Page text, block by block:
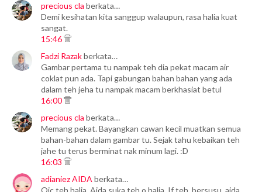
precious cla berkata…
Demi kesihatan kita sanggup walaupun, rasa halia kuat
sangat.
15:46
Fadzi Razakberkata…
Gambar pertama tu nampak teh dia pekat macam air
coklat pun ada. Tapi gabungan bahan bahan yang ada
dalam teh jeha tu nampak macam berkhasiat betul
16:00
precious cla berkata…
Memang pekat. Bayangkan cawan kecil muatkan semua
bahan-bahan dalam gambar tu. Sejak tahu kebaikan teh
jahe tu terus berminat nak minum lagi. :D
16:03
adianiez AIDAberkata…